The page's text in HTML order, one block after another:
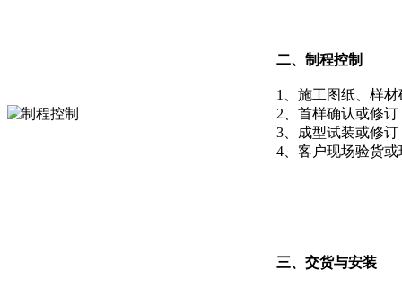
二、制程控制
1、施工图纸、样
2、首样确认或修订
3、成型试装或修订
4、客户现场验货
三、交货与安装